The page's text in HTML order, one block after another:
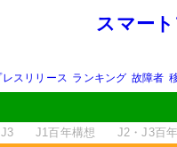
スマー
レスリリース ランキング 故障者
J3 J1百年構想 J2・J3百